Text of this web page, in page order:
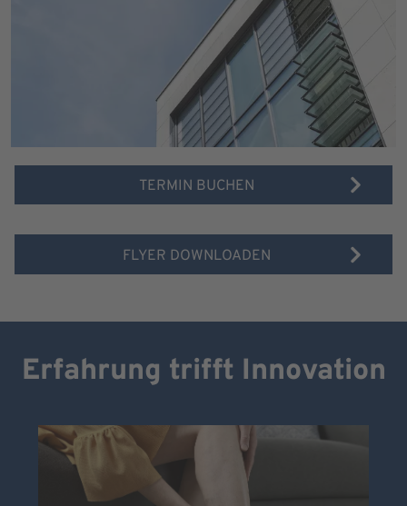
TERMIN BUCHEN
FLYER DOWNLOADEN
Erfahrung trifft Innovation